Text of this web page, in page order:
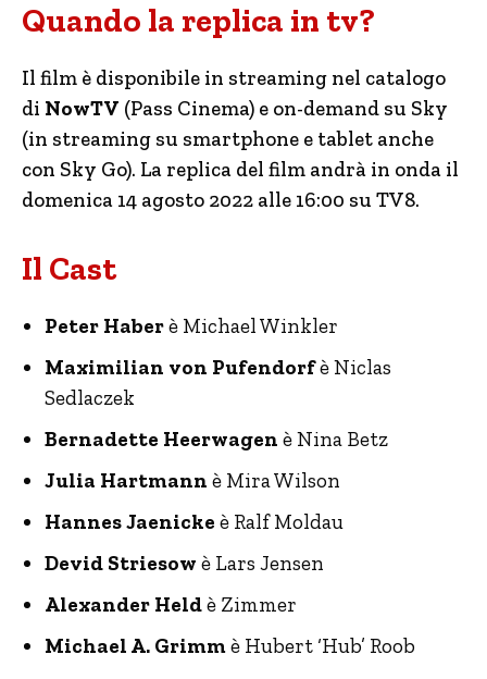
Quando la replica in tv?
Il film è disponibile in streaming nel catalogo
di NowTV (Pass Cinema) e on-demand su Sky
(in streaming su smartphone e tablet anche
con Sky Go). La replica del film andrà in onda il
domenica 14 agosto 2022 alle 16:00 su TV8.
Il Cast
Peter Haberè Michael Winkler
Maximilian von Pufendorfè Niclas
Sedlaczek
Bernadette Heerwagen è Nina Betz
Julia Hartmann è Mira Wilson
Hannes Jaenicke è Ralf Moldau
Devid Striesow è Lars Jensen
Alexander Heldè Zimmer
Michael A. Grimmè Hubert ‘Hub’ Roob